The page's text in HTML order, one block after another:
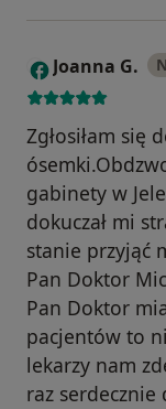
J Joanna G.
Zgłosiłam się
gabinety w
dokuczał mi
stanie przyjąć
Pan Doktor
Pan Doktor
pacjentów to
lekarzy nam
raz serdecznie